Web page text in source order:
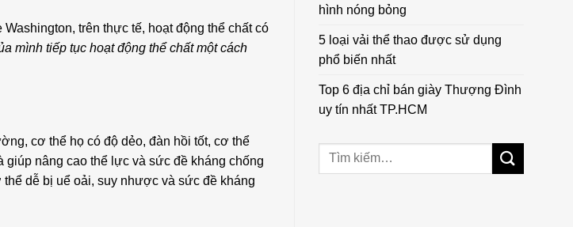
trên thực tế, hoạt động thể chất có
mình tiếp tục hoạt động thể chất một cách
cơ thể họ có độ dẻo, đàn hồi tốt, cơ thể
giúp nâng cao thể lực và sức đề kháng chống
dễ bị uể oải, suy nhược và sức đề kháng
hình nóng bỏng
5 loại vải thể thao được sử dụng
phổ biến nhất
Top 6 địa chỉ bán giày Thượng Đình
uy tín nhất TP.HCM